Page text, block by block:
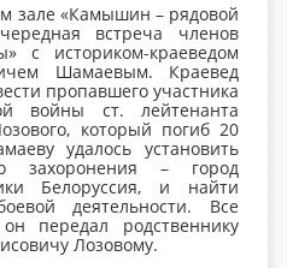
зале «Камышин – рядовой
встреча членов
с историком-краеведом
Шамаевым. Краевед
пропавшего участника
войны ст. лейтенанта
который погиб 20
удалось установить
захоронения – город
Белоруссия, и найти
деятельности. Все
передал родственнику
Лозовому.